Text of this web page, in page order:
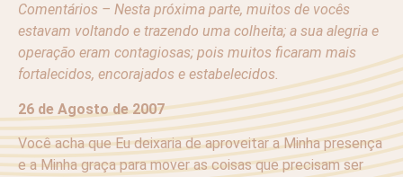
Comentários – Nesta próxima parte, muitos de vocês
estavam voltando e trazendo uma colheita; a sua alegria e
operação eram contagiosas; pois muitos ficaram mais
fortalecidos, encorajados e estabelecidos.
26 de Agosto de 2007
Você acha que Eu deixaria de aproveitar a Minha presença
e a Minha graça para mover as coisas que precisam ser